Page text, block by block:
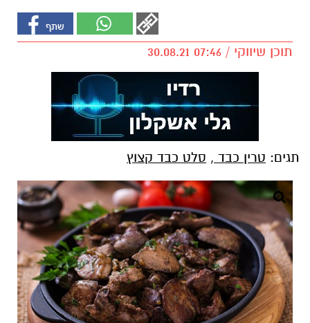
תוכן שיווקי / 07:46 30.08.21
תגים: טרין כבד , סלט כבד קצוץ